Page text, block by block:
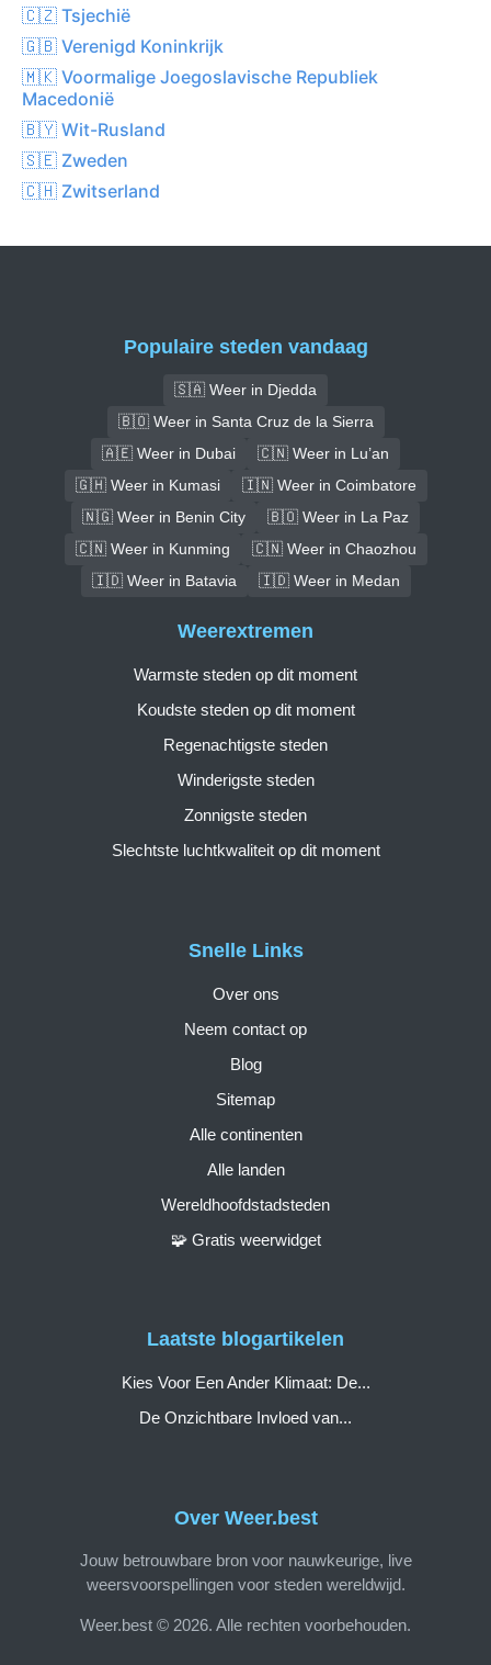
🇨🇿 Tsjechië
🇬🇧 Verenigd Koninkrijk
🇲🇰 Voormalige Joegoslavische Republiek
Macedonië
🇧🇾 Wit-Rusland
🇸🇪 Zweden
🇨🇭 Zwitserland
Populaire steden vandaag
🇸🇦 Weer in Djedda
🇧🇴 Weer in Santa Cruz de la Sierra
🇦🇪 Weer in Dubai
🇨🇳 Weer in Lu’an
🇬🇭 Weer in Kumasi
🇮🇳 Weer in Coimbatore
🇳🇬 Weer in Benin City
🇧🇴 Weer in La Paz
🇨🇳 Weer in Kunming
🇨🇳 Weer in Chaozhou
🇮🇩 Weer in Batavia
🇮🇩 Weer in Medan
Over Weer.best
Jouw betrouwbare bron voor nauwkeurige, live
weersvoorspellingen voor steden wereldwijd.
Weer.best © 2026. Alle rechten voorbehouden.
Snelle Links
Over ons
Neem contact op
Blog
Sitemap
Alle continenten
Alle landen
Wereldhoofdstadsteden
🧩 Gratis weerwidget
Weerextremen
Warmste steden op dit moment
Koudste steden op dit moment
Regenachtigste steden
Winderigste steden
Zonnigste steden
Slechtste luchtkwaliteit op dit moment
Laatste blogartikelen
Kies Voor Een Ander Klimaat: De...
De Onzichtbare Invloed van...